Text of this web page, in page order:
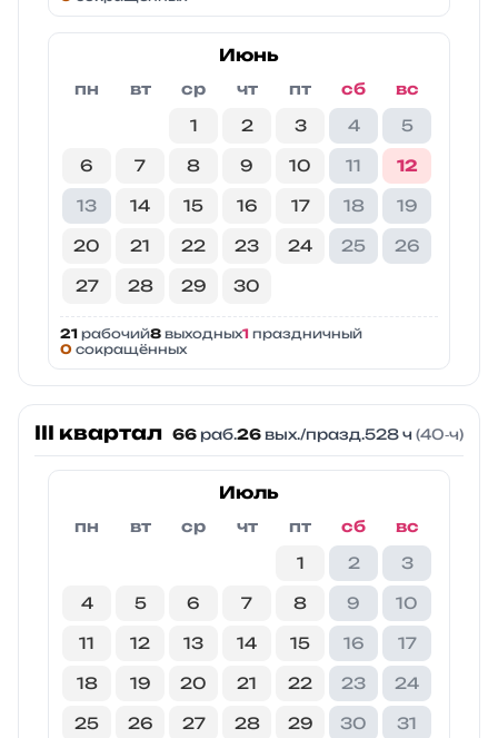
Июнь
пн вт ср чт пт сб
вс
1
2 3 4 5
6 7 8 9 10 11 12
13 14 15 16 17 18 19
20 21 22 23 24 25 26
27 28 29 30
21 рабочий8 выходных1 праздничный
0 сокращённых
III квартал 66 раб.26вых./празд.528 ч (40‑ч)
Июль
пн вт ср чт пт сб
вс
1
2 3
4 5 6 7 8 9 10
11 12 13 14 15 16 17
18 19 20 21 22 23 24
25 26 27 28 29 30 31